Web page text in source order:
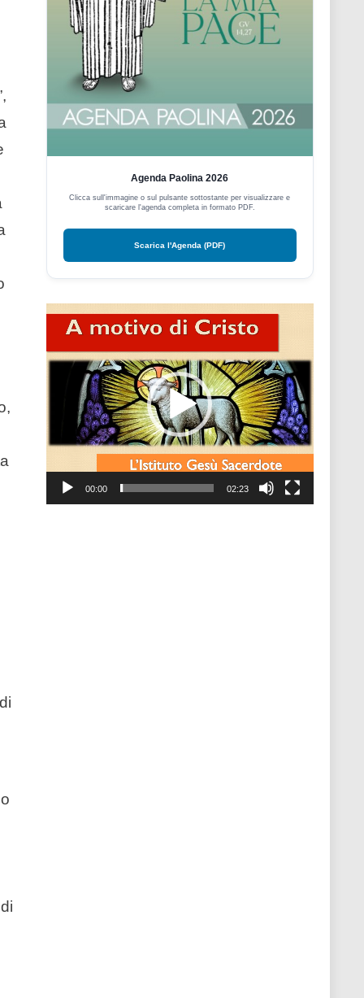
Agenda Paolina 2026
Clicca sull'immagine o sul pulsante sottostante per visualizzare e
scaricare l'agenda completa in formato PDF.
Scarica l'Agenda (PDF)
Video
Player
00:00 02:23